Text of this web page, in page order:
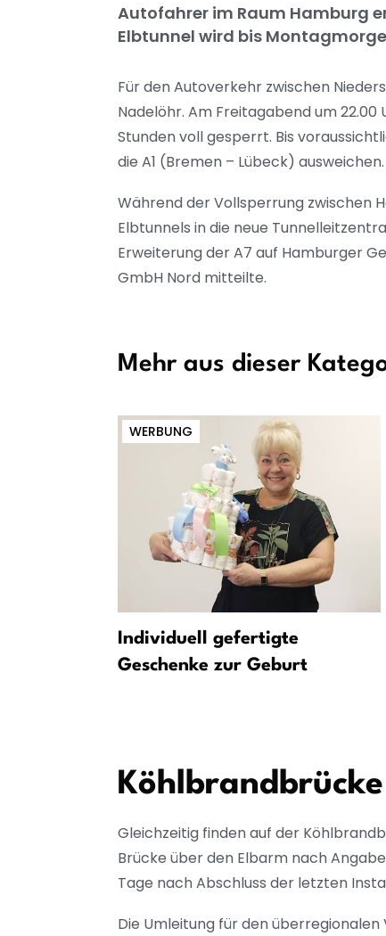
Autofahrer im Raum Hamburg
Elbtunnel wird bis
Für den Autoverkehr zwischen
Nadelöhr. Am Freitagabend um
Stunden voll gesperrt. Bis
die A1 (Bremen – Lübeck) ausweichen.
Während der Vollsperrung zwischen
Elbtunnels in die neue
Erweiterung der A7 auf Hamburger
GmbH Nord mitteilte.
Mehr aus dieser
WERBUNG
Individuell gefertigte
Geschenke zur Geburt
Gleichzeitig finden auf der
Brücke über den Elbarm nach
Tage nach Abschluss der letzten
Die Umleitung für den überregionalen